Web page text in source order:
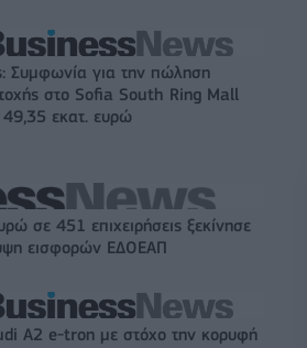
Συμφωνία για την πώληση
στο Sofia South Ring Mall
49,35 εκατ. ευρώ
σε 451 επιχειρήσεις ξεκίνησε
εισφορών ΕΔΟΕΑΠ
A2 e-tron με στόχο την κορυφή